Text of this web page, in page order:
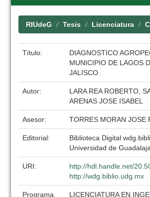
RIUdeG Tesis Licenciatura
Título:
DIAGNOSTICO
MUNICIPIO DE LAGOS
JALISCO
Autor:
LARA REA ROBERTO,
ARENAS JOSE ISABEL
Asesor: TORRES MORAN JOSE
Editorial:
Biblioteca Digital
Universidad de
URI:
http://hdl.handle.net/
http://wdg.biblio.udg.mx
Programa
LICENCIATURA EN